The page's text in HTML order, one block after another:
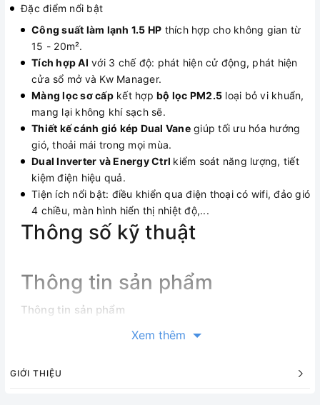
Đặc điểm nổi bật
Công suất làm lạnh 1.5 HP thích hợp cho không gian từ
15 - 20m².
Tích hợp AI với 3 chế độ: phát hiện cử động, phát hiện
cửa sổ mở và Kw Manager.
Màng lọc sơ cấpkết hợp bộ lọc PM2.5 loại bỏ vi khuẩn,
mang lại không khí sạch sẽ.
Thiết kế cánh gió kép Dual Vanegiúp tối ưu hóa hướng
gió, thoải mái trong mọi mùa.
Dual Inverter và Energy Ctrl kiểm soát năng lượng, tiết
kiệm điện hiệu quả.
Tiện ích nổi bật: điều khiển qua điện thoại có wifi, đảo gió
4 chiều, màn hình hiển thị nhiệt độ,...
Thông số kỹ thuật
Thông tin sản phẩm
Thông tin sản phẩm
Có Inverter
Xem thêm
GIỚI THIỆU